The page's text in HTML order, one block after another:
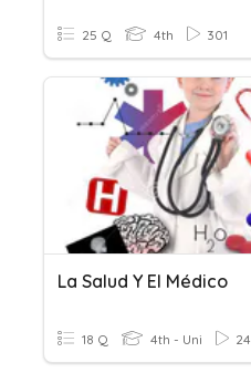
25 Q 4th 301
La Salud Y El Médico
18 Q 4th - Uni 24